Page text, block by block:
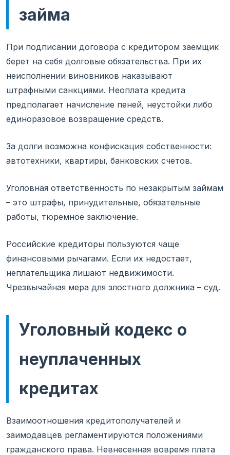
займа
При подписании договора с кредитором заемщик
берет на себя долговые обязательства. При их
неисполнении виновников наказывают
штрафными санкциями. Неоплата кредита
предполагает начисление пеней, неустойки либо
единоразовое возвращение средств.
За долги возможна конфискация собственности:
автотехники, квартиры, банковских счетов.
Уголовная ответственность по незакрытым займам
– это штрафы, принудительные, обязательные
работы, тюремное заключение.
Российские кредиторы пользуются чаще
финансовыми рычагами. Если их недостает,
неплательщика лишают недвижимости.
Чрезвычайная мера для злостного должника – суд.
Уголовный кодекс о
неуплаченных
кредитах
Взаимоотношения кредитополучателей и
заимодавцев регламентируются положениями
гражданского права. Невнесенная вовремя плата